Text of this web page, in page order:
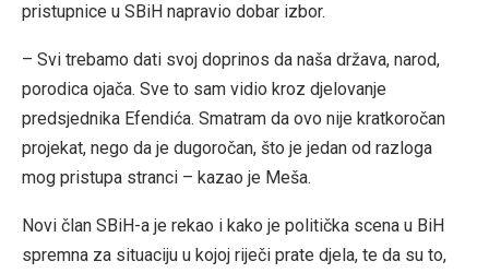
pristupnice u SBiH napravio dobar izbor.
– Svi trebamo dati svoj doprinos da naša država, narod,
porodica ojača. Sve to sam vidio kroz djelovanje
predsjednika Efendića. Smatram da ovo nije kratkoročan
projekat, nego da je dugoročan, što je jedan od razloga
mog pristupa stranci – kazao je Meša.
Novi član SBiH-a je rekao i kako je politička scena u BiH
spremna za situaciju u kojoj riječi prate djela, te da su to,